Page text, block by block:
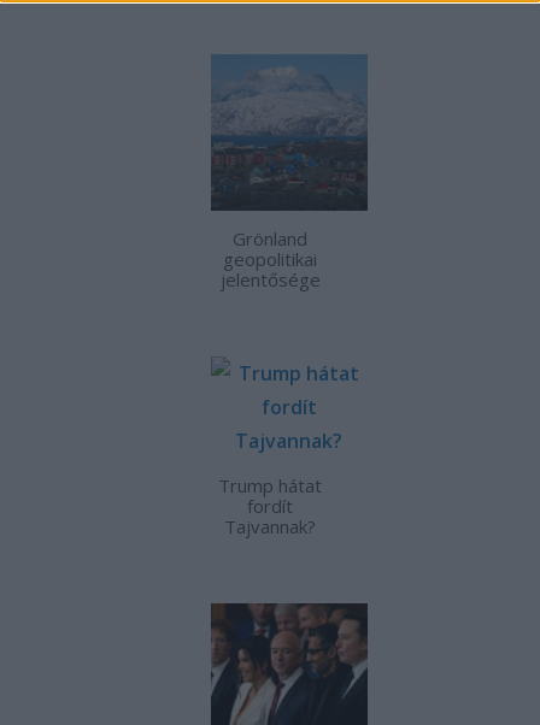
Grönland
geopolitikai
jelentősége
Trump hátat
fordít
Tajvannak?